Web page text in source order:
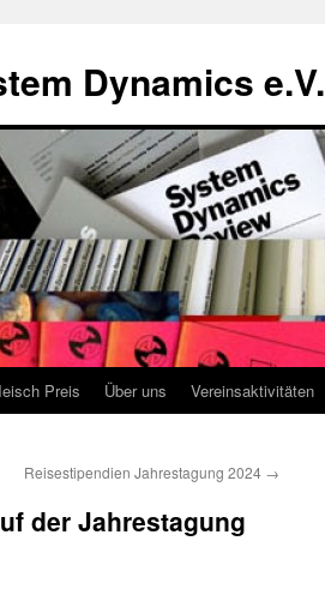
Dynamics e.V.
Preis Über uns Vereinsaktivitäten
Reisestipendien Jahrestagung 2024 →
der Jahrestagung